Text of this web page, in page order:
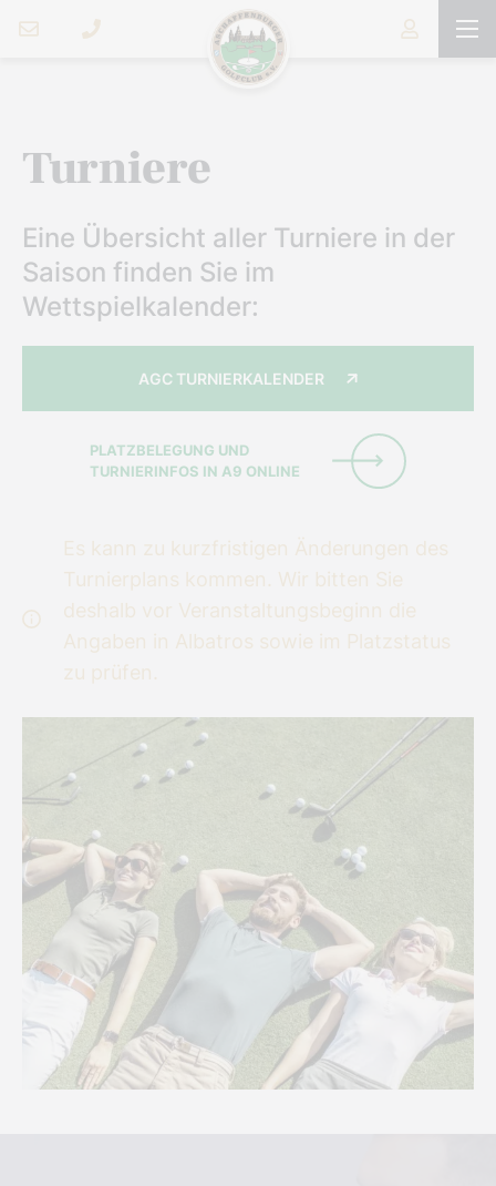
Turniere
Eine Übersicht aller Turniere in der
Saison finden Sie im
Wettspielkalender:
AGC TURNIERKALENDER
PLATZBELEGUNG UND
TURNIERINFOS IN A9 ONLINE
Es kann zu kurzfristigen Änderungen des
Turnierplans kommen. Wir bitten Sie
deshalb vor Veranstaltungsbeginn die
Angaben in Albatros sowie im Platzstatus
zu prüfen.